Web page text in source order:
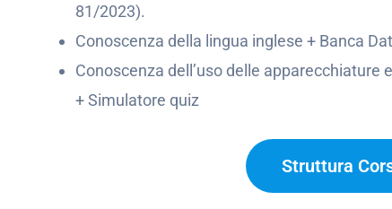
81/2023).
Conoscenza della lingua inglese + Banca
Conoscenza dell’uso delle
+ Simulatore quiz
Struttura